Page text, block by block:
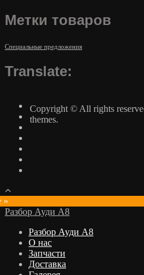
Метки товаров
Специальные предложения
Translate:
Copyright © All rights
themes.
»
Разбор Ауди А8
Разбор Ауди А8
О нас
Запчасти
Доставка